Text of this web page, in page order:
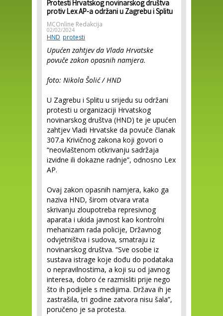
Protesti Hrvatskog novinarskog društva
protiv Lex AP-a održani u Zagrebu i Splitu
MCOnline Redakcija
02/02/2024
HND protesti
Upućen zahtjev da Vlada Hrvatske
povuče zakon opasnih namjera.
foto: Nikola Šolić / HND
U Zagrebu i Splitu u srijedu su održani
protesti u organizaciji Hrvatskog
novinarskog društva (HND) te je upućen
zahtjev Vladi Hrvatske da povuče članak
307.a Krivičnog zakona koji govori o
“neovlaštenom otkrivanju sadržaja
izvidne ili dokazne radnje”, odnosno Lex
AP.
Ovaj zakon opasnih namjera, kako ga
naziva HND, širom otvara vrata
skrivanju zloupotreba represivnog
aparata i ukida javnost kao kontrolni
mehanizam rada policije, Državnog
odvjetništva i sudova, smatraju iz
novinarskog društva. “Sve osobe iz
sustava istrage koje dođu do podataka
o nepravilnostima, a koji su od javnog
interesa, dobro će razmisliti prije nego
što ih podijele s medijima. Država ih je
zastrašila, tri godine zatvora nisu šala”,
poručeno je sa protesta.